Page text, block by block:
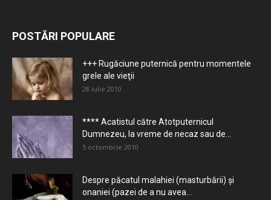
POSTĂRI POPULARE
+++ Rugăciune puternică pentru momentele
grele ale vieţii
28 iulie 2010
**** Acatistul către Atotputernicul
Dumnezeu, la vreme de necaz sau de...
5 octombrie 2010
Despre păcatul malahiei (masturbării) şi
onaniei (pazei de a nu avea...